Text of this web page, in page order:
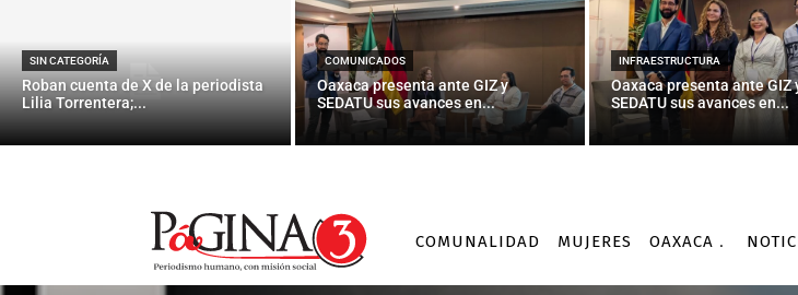
SIN CATEGORÍA
Roban cuenta de X de la periodista
Lilia Torrentera;...
COMUNICADOS
Oaxaca presenta ante GIZ y
SEDATU sus avances en...
INFRAESTRUCTURA
Oaxaca presenta ante GIZ
SEDATU sus avances en...
COMUNALIDAD MUJERES OAXACA